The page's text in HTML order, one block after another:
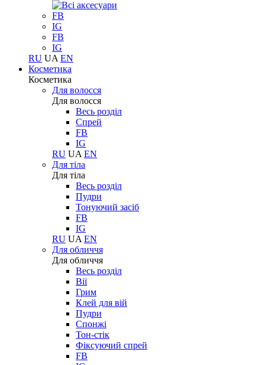
FB
IG
FB
IG
RU UA EN
Косметика
Косметика
Для волосся
Для волосся
Весь розділ
Спрей
FB
IG
RU UA EN
Для тіла
Для тіла
Весь розділ
Пудри
Тонуючий засіб
FB
IG
RU UA EN
Для обличчя
Для обличчя
Весь розділ
Вії
Грим
Клей для вій
Пудри
Спонжі
Тон-стік
Фіксуючий спрей
FB